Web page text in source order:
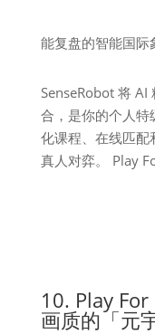
能复盘的智能国际
SenseRobot 将 AI
合，是你的个人特
化课程、在线匹配
真人对弈。 Play
10. Play
画质的「元